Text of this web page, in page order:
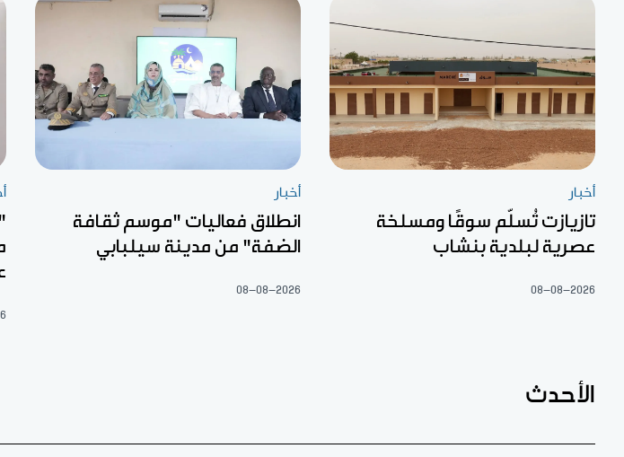
أخبار
تازيازت تُسلّم سوقًا ومسلخة
عصرية لبلدية بنشاب
08-08-2026
أخبار
انطلاق فعاليات "موسم ثقافة
الضفة" من مدينة سيلبابي
08-08-2026
الأحدث